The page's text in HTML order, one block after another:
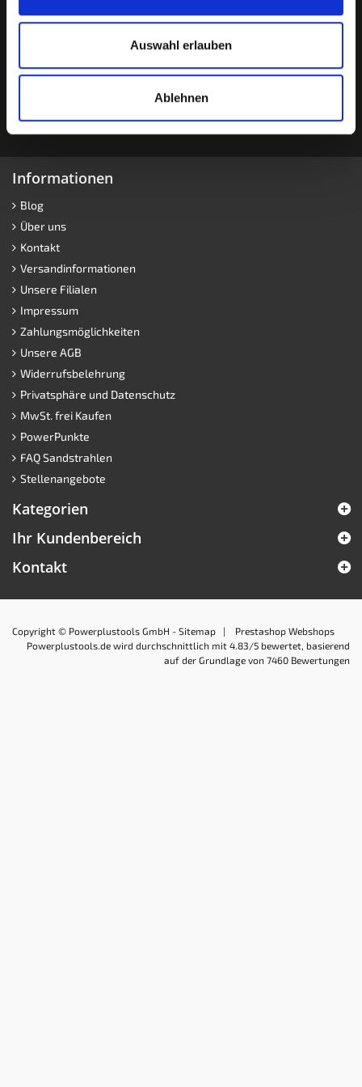
Auswahl erlauben
Ablehnen
Informationen
Blog
Über uns
Kontakt
Versandinformationen
Unsere Filialen
Impressum
Zahlungsmöglichkeiten
Unsere AGB
Widerrufsbelehrung
Privatsphäre und Datenschutz
MwSt. frei Kaufen
PowerPunkte
FAQ Sandstrahlen
Stellenangebote
Kategorien
Ihr Kundenbereich
Kontakt
Copyright © Powerplustools GmbH - Sitemap | Prestashop Webshops
Powerplustools.de wird durchschnittlich mit 4.83 /5 bewertet, basierend
auf der Grundlage von 7460 Bewertungen